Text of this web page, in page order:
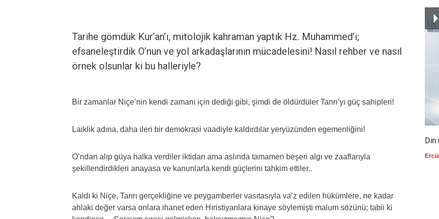
Tarihe gömdük Kur’an’ı, mitolojik kahraman yaptık Hz. Muhammed’i;
efsaneleştirdik O’nun ve yol arkadaşlarının mücadelesini! Nasıl rehber ve nasıl
örnek olsunlar ki bu halleriyle?
Bir zamanlar Niçe’nin kendi zamanı için dediği gibi, şimdi de öldürdüler Tanrı’yı güç sahipleri!
Laiklik adına, daha ileri bir demokrasi vaadiyle kaldırdılar yeryüzünden egemenliğini!
O’ndan alıp güya halka verdiler iktidarı ama aslında tamamen beşeri algı ve zaaflarıyla
şekillendirdikleri anayasa ve kanunlarla kendi güçlerini tahkim ettiler..
Kaldı ki Niçe, Tanrı gerçekliğine ve peygamberler vasıtasıyla va’z edilen hükümlere, ne kadar
ahlaki değer varsa onlara ihanet eden Hıristiyanlara kinaye söylemişti malum sözünü; tabii ki
Din